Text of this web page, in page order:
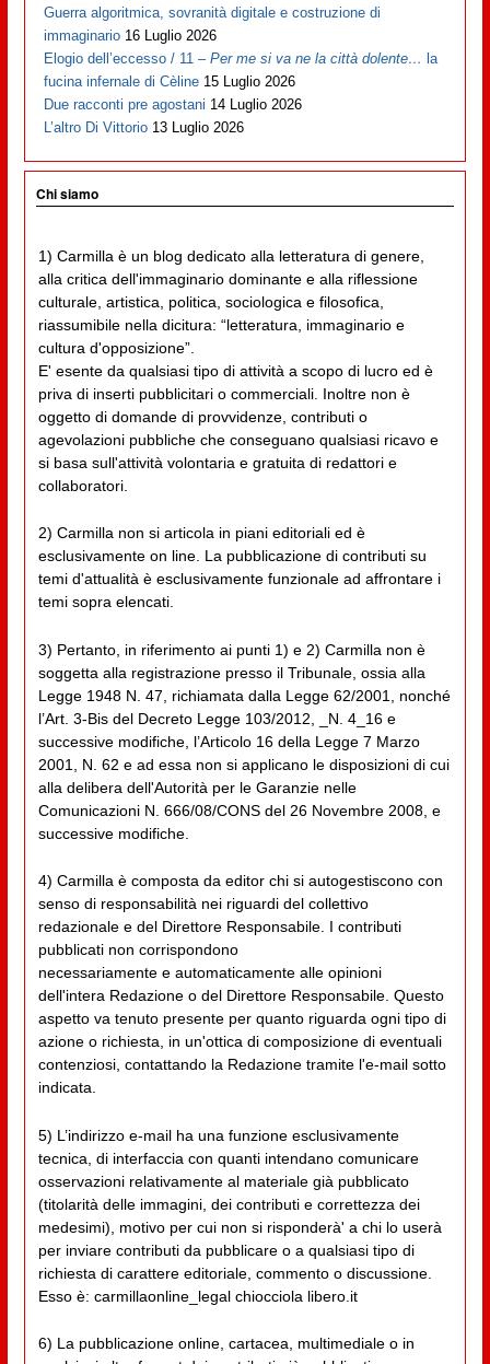
Guerra algoritmica, sovranità digitale e costruzione di
immaginario 16 Luglio 2026
Elogio dell’eccesso / 11 –Per me si va ne la città dolente… la
fucina infernale di Cèline 15 Luglio 2026
Due racconti pre agostani 14 Luglio 2026
L’altro Di Vittorio 13 Luglio 2026
Chi siamo
1) Carmilla è un blog dedicato alla letteratura di genere,
alla critica dell'immaginario dominante e alla riflessione
culturale, artistica, politica, sociologica e filosofica,
riassumibile nella dicitura: “letteratura, immaginario e
cultura d'opposizione”.
E' esente da qualsiasi tipo di attività a scopo di lucro ed è
priva di inserti pubblicitari o commerciali. Inoltre non è
oggetto di domande di provvidenze, contributi o
agevolazioni pubbliche che conseguano qualsiasi ricavo e
si basa sull'attività volontaria e gratuita di redattori e
collaboratori.
2) Carmilla non si articola in piani editoriali ed è
esclusivamente on line. La pubblicazione di contributi su
temi d'attualità è esclusivamente funzionale ad affrontare i
temi sopra elencati.
3) Pertanto, in riferimento ai punti 1) e 2) Carmilla non è
soggetta alla registrazione presso il Tribunale, ossia alla
Legge 1948 N. 47, richiamata dalla Legge 62/2001, nonché
l’Art. 3-Bis del Decreto Legge 103/2012, _N. 4_16 e
successive modifiche, l’Articolo 16 della Legge 7 Marzo
2001, N. 62 e ad essa non si applicano le disposizioni di cui
alla delibera dell'Autorità per le Garanzie nelle
Comunicazioni N. 666/08/CONS del 26 Novembre 2008, e
successive modifiche.
4) Carmilla è composta da editor chi si autogestiscono con
senso di responsabilità nei riguardi del collettivo
redazionale e del Direttore Responsabile. I contributi
pubblicati non corrispondono
necessariamente e automaticamente alle opinioni
dell'intera Redazione o del Direttore Responsabile. Questo
aspetto va tenuto presente per quanto riguarda ogni tipo di
azione o richiesta, in un'ottica di composizione di eventuali
contenziosi, contattando la Redazione tramite l'e-mail sotto
indicata.
5) L’indirizzo e-mail ha una funzione esclusivamente
tecnica, di interfaccia con quanti intendano comunicare
osservazioni relativamente al materiale già pubblicato
(titolarità delle immagini, dei contributi e correttezza dei
medesimi), motivo per cui non si risponderà' a chi lo userà
per inviare contributi da pubblicare o a qualsiasi tipo di
richiesta di carattere editoriale, commento o discussione.
Esso è: carmillaonline_legal chiocciola libero.it
6) La pubblicazione online, cartacea, multimediale o in